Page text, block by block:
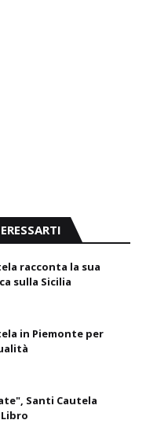
racconta la sua
sulla Sicilia
in Piemonte per
Santi Cautela